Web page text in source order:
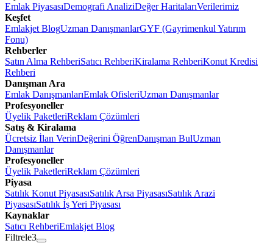
Emlak PiyasasıDemografi AnaliziDeğer HaritalarıVerilerimiz
Keşfet
Emlakjet BlogUzman DanışmanlarGYF (Gayrimenkul Yatırım
Fonu)
Rehberler
Satın Alma RehberiSatıcı RehberiKiralama RehberiKonut Kredisi
Rehberi
Danışman Ara
Emlak DanışmanlarıEmlak OfisleriUzman Danışmanlar
Profesyoneller
Üyelik PaketleriReklam Çözümleri
Satış & Kiralama
Ücretsiz İlan VerinDeğerini ÖğrenDanışman BulUzman
Danışmanlar
Profesyoneller
Üyelik PaketleriReklam Çözümleri
Piyasa
Satılık Konut PiyasasıSatılık Arsa PiyasasıSatılık Arazi
PiyasasıSatılık İş Yeri Piyasası
Kaynaklar
Satıcı RehberiEmlakjet Blog
Filtrele3